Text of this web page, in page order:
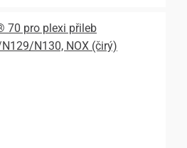
70 pro plexi přileb
N130, NOX (čirý)